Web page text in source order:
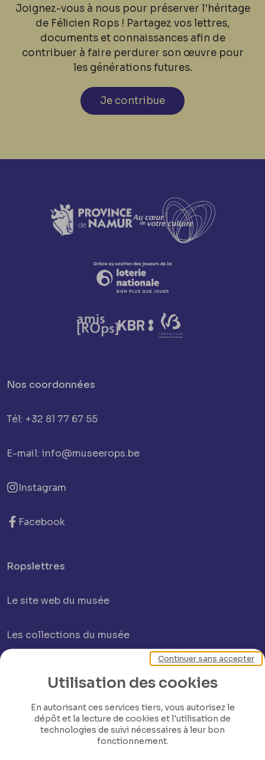
Joignez-vous à nous pour préserver l'héritage
de Félicien Rops ! Partagez vos lettres,
documents et connaissances afin de
contribuer à faire perdurer son œuvre pour
les générations futures.
Je contribue
Nos coordonnées
Tél: +32 81 77 67 55
E-mail: info@museerops.be
Instagram
Facebook
Ropslettres
Le site web du musée
Les collections du musée
Comité d’honneur et scientifique
Contact
Utilisation des cookies
En autorisant ces services tiers, vous autorisez le
dépôt et la lecture de cookies et l'utilisation de
technologies de suivi nécessaires à leur bon
fonctionnement.
Continuer sans accepter